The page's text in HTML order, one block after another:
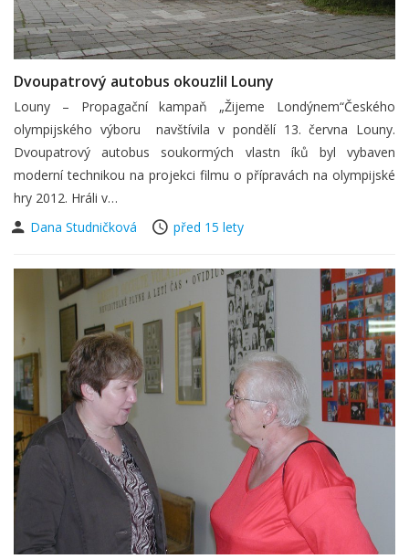
Dvoupatrový autobus okouzlil Louny
Louny – Propagační kampaň „Žijeme Londýnem“Českého
olympijského výboru navštívila v pondělí 13. června Louny.
Dvoupatrový autobus soukormých vlastn íků byl vybaven
moderní technikou na projekci filmu o přípravách na olympijské
hry 2012. Hráli v…
Dana Studničková
před 15 lety